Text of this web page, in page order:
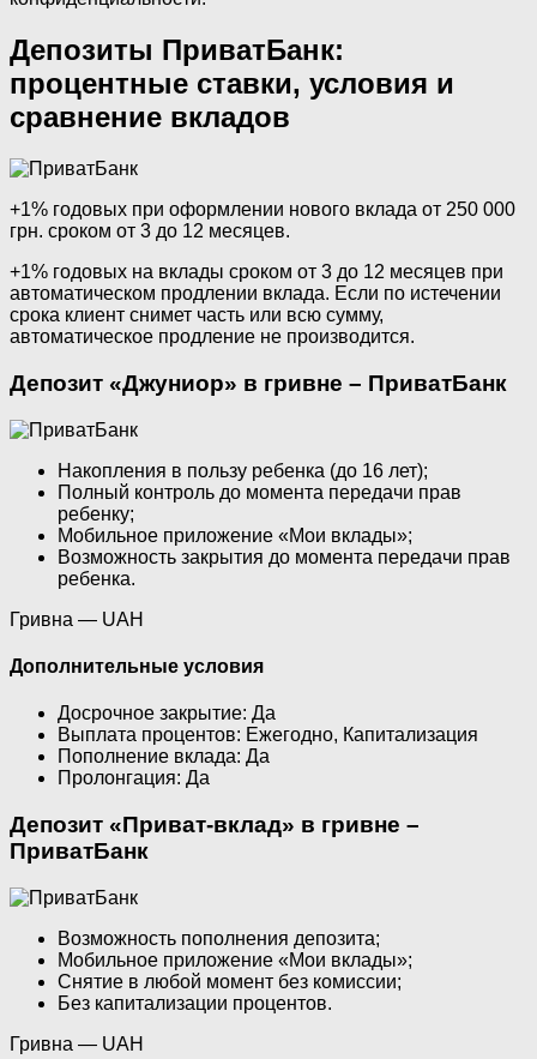
Депозиты ПриватБанк:
процентные ставки, условия и
сравнение вкладов
+1% годовых при оформлении нового вклада от 250 000
грн. сроком от 3 до 12 месяцев.
+1% годовых на вклады сроком от 3 до 12 месяцев при
автоматическом продлении вклада. Если по истечении
срока клиент снимет часть или всю сумму,
автоматическое продление не производится.
Депозит «Джуниор» в гривне – ПриватБанк
Накопления в пользу ребенка (до 16 лет);
Полный контроль до момента передачи прав
ребенку;
Мобильное приложение «Мои вклады»;
Возможность закрытия до момента передачи прав
ребенка.
Гривна — UAH
Дополнительные условия
Досрочное закрытие: Да
Выплата процентов: Ежегодно, Капитализация
Пополнение вклада: Да
Пролонгация: Да
Депозит «Приват-вклад» в гривне –
ПриватБанк
Возможность пополнения депозита;
Мобильное приложение «Мои вклады»;
Снятие в любой момент без комиссии;
Без капитализации процентов.
Гривна — UAH